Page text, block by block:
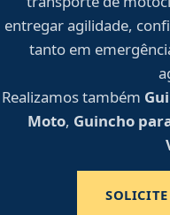
entregar agilidade,
tanto em
Realizamos também
Moto, Guincho